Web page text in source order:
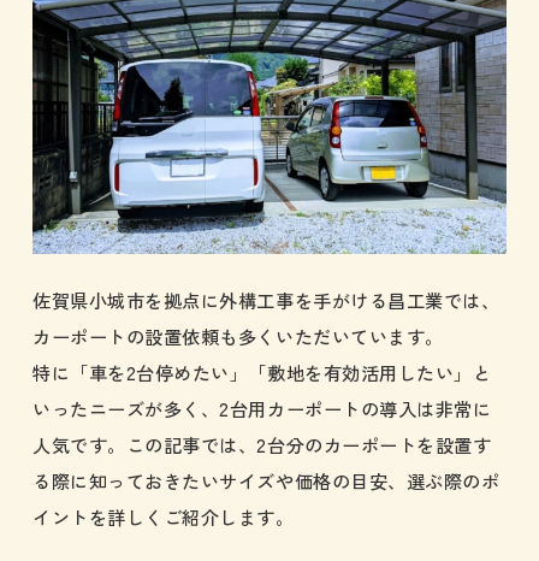
佐賀県小城市を拠点に外構工事を手がける昌工業では、
カーポートの設置依頼も多くいただいています。
特に「車を2台停めたい」「敷地を有効活用したい」と
いったニーズが多く、2台用カーポートの導入は非常に
人気です。この記事では、2台分のカーポートを設置す
る際に知っておきたいサイズや価格の目安、選ぶ際のポ
イントを詳しくご紹介します。